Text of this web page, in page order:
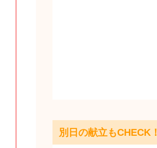
別日の献立もCHECK！